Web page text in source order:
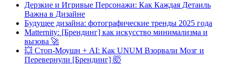
Дерзкие и Игривые Персонажи: Как Каждая Детаиль
Важна в Дизайне
Будущее дизайна: фотографические тренды 2025 года
Matternity: [Брендинг] как искусство минимализма и
вызова 🚀
💥 Стоп-Моушн + AI: Как UNUM Взорвали Мозг и
Перевернули [Брендинг] 🤯